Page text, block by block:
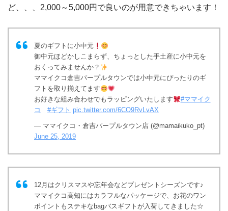
ど、、、2,000～5,000円で良いのが用意できちゃいます！
夏のギフトに小中元
御中元ほどかしこまらず、ちょっとした手土産に小中元を
おくってみませんか？
ママイクコ倉吉パープルタウンでは小中元にぴったりのギ
フトを取り揃えてます
お好きな組み合わせでもラッピングいたします
#ママイク
コ
#ギフト pic.twitter.com/6CO9RvLvAX
— ママイクコ・倉吉パープルタウン店 (@mamaikuko_pt)
June 25, 2019
12月はクリスマスや忘年会などプレゼントシーズンです♪
ママイクコ高知にはカラフルなパッケージで、お花のワン
ポイントもステキなbagバスギフトが入荷してきました☆